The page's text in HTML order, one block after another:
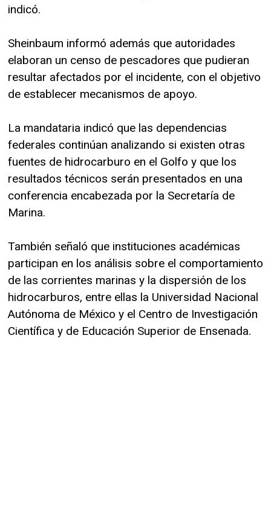
indicó.
Sheinbaum informó además que autoridades
elaboran un censo de pescadores que pudieran
resultar afectados por el incidente, con el objetivo
de establecer mecanismos de apoyo.
La mandataria indicó que las dependencias
federales continúan analizando si existen otras
fuentes de hidrocarburo en el Golfo y que los
resultados técnicos serán presentados en una
conferencia encabezada por la Secretaría de
Marina.
También señaló que instituciones académicas
participan en los análisis sobre el comportamiento
de las corrientes marinas y la dispersión de los
hidrocarburos, entre ellas la Universidad Nacional
Autónoma de México y el Centro de Investigación
Científica y de Educación Superior de Ensenada.